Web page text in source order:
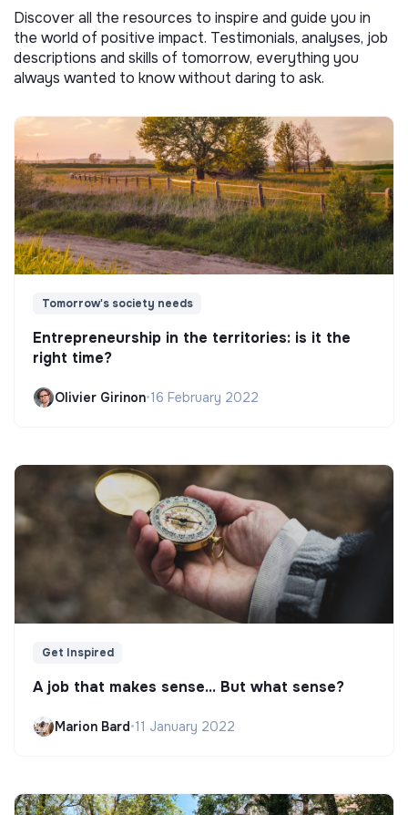
- Conduire les réunions d’équipe
- Planifier et valider les congés en accord avec la
direction
- Gérer et valider les récupérations de l’équipe (salariés,
volontaires)
- Mettre en place les outils de communication interne
- Coordonner et répartir les tâches respectives entre
les membres de l’équipe
- Participer à la gestion administrative et logistique de
l’hygiène des conditions de travail sont respectés
travail
Discover all the resources to inspire and guide you in
the world of positive impact. Testimonials, analyses, job
descriptions and skills of tomorrow, everything you
always wanted to know without daring to ask.
Tomorrow's society needs
Entrepreneurship in the territories: is it the
right time?
Olivier Girinon•16 February 2022
Get Inspired
A job that makes sense... But what sense?
Marion Bard•11 January 2022